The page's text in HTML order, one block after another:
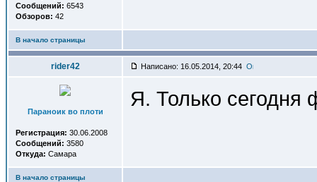
Сообщений: 6543
Обзоров: 42
В начало страницы
rider42 Написано: 16.05.2014, 20:44
Параноик во плоти
Регистрация: 30.06.2008
Сообщений: 3580
Откуда: Самара
Я. Только сегодня
В начало страницы